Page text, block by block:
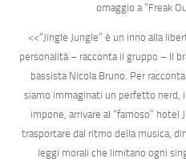
omaggio a “Freak
<<“Jingle Jungle” è un inno alla
personalità – racconta il gruppo – Il
bassista Nicola Bruno. Per
siamo immaginati un perfetto nerd,
impone, arrivare al “famoso” hotel
trasportare dal ritmo della musica,
leggi morali che limitano ogni